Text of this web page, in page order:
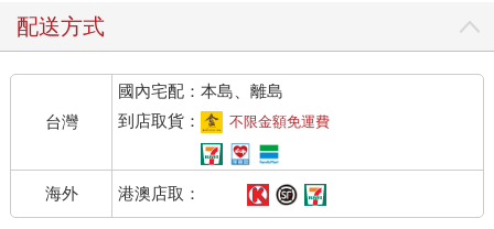
配送方式
台灣
國內宅配：本島、離島
到店取貨：
不限金額免運費
海外 港澳店取：